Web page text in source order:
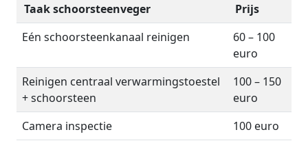
Taak schoorsteenveger
Prijs
Eén schoorsteenkanaal reinigen
60 – 100
euro
Reinigen centraal verwarmingstoestel
+ schoorsteen
100 – 150
euro
Camera inspectie
100 euro